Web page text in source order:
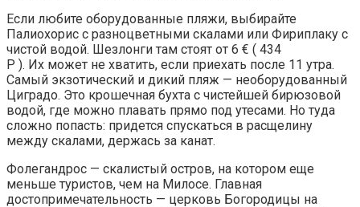
Если любите оборудованные пляжи, выбирайте
Палиохорис с разноцветными скалами или Фириплаку с
чистой водой. Шезлонги там стоят от 6 € ( 434
Р ). Их может не хватить, если приехать после 11 утра.
Самый экзотический и дикий пляж — необорудованный
Циградо. Это крошечная бухта с чистейшей бирюзовой
водой, где можно плавать прямо под утесами. Но туда
сложно попасть: придется спускаться в расщелину
между скалами, держась за канат.
Фолегандрос — скалистый остров, на котором еще
меньше туристов, чем на Милосе. Главная
достопримечательность — церковь Богородицы на